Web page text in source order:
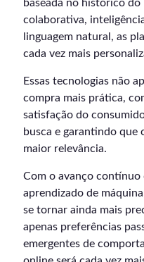
baseada no histórico
colaborativa,
linguagem natural, as
cada vez mais
Essas tecnologias não
compra mais prática,
satisfação do
busca e garantindo que
maior relevância.
Com o avanço
aprendizado de
se tornar ainda mais
apenas preferências
emergentes de